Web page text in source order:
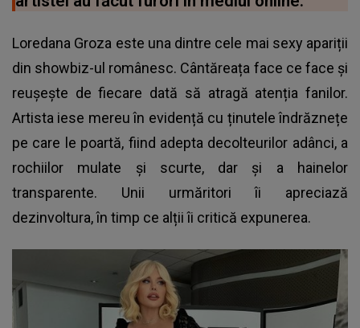
Loredana Groza este una dintre cele mai sexy apariții
din showbiz-ul românesc. Cântăreața face ce face și
reușește de fiecare dată să atragă atenția fanilor.
Artista iese mereu în evidență cu ținutele îndrăznețe
pe care le poartă, fiind adepta decolteurilor adânci, a
rochiilor mulate și scurte, dar și a hainelor
transparente. Unii urmăritori îi apreciază
dezinvoltura, în timp ce alții îi critică expunerea.